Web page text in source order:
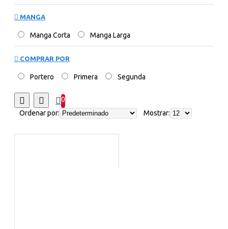
MANGA
Manga Corta Manga Larga
COMPRAR POR
Portero Primera Segunda
0
Ordenar por:
Mostrar: